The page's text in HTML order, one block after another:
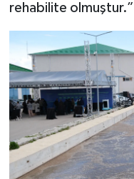
rehabilite